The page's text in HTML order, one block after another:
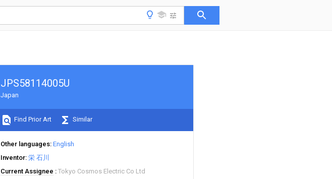
JPS58114005U
Japan
Find Prior Art Similar
Other languages English
Inventor 栄 石川
Current Assignee
Tokyo Cosmos Electric Co Ltd